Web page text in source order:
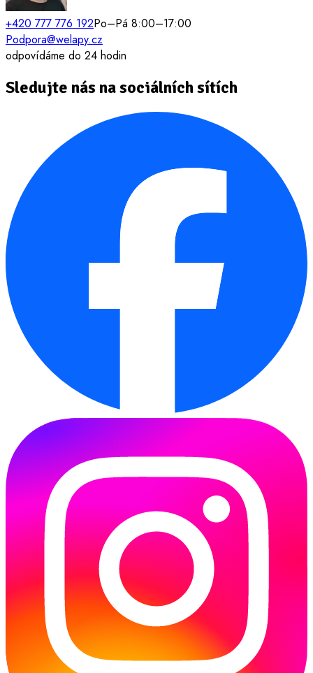
+420 777 776 192Po–Pá 8:00–17:00
Podpora@welapy.cz
odpovídáme do 24 hodin
Sledujte nás na sociálních sítích